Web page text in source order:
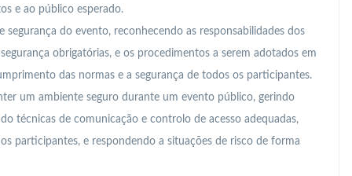
e ao público esperado.
segurança do evento, reconhecendo as responsabilidades dos
obrigatórias, e os procedimentos a serem adotados em
das normas e a segurança de todos os participantes.
um ambiente seguro durante um evento público, gerindo
técnicas de comunicação e controlo de acesso adequadas,
participantes, e respondendo a situações de risco de forma